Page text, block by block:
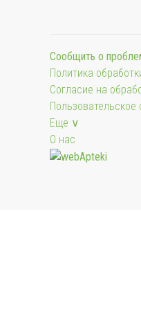
Сообщить о
Политика
Согласие на
Пользовательское
Еще ∨
О нас